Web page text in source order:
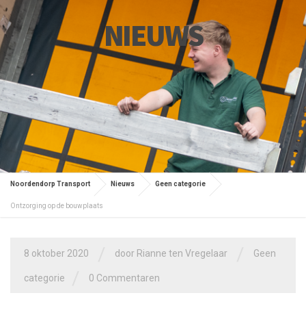
NIEUWS
Noordendorp Transport Nieuws Geen categorie
Ontzorging op de bouwplaats
8 oktober 2020 door Rianne ten Vregelaar Geen
categorie 0 Commentaren